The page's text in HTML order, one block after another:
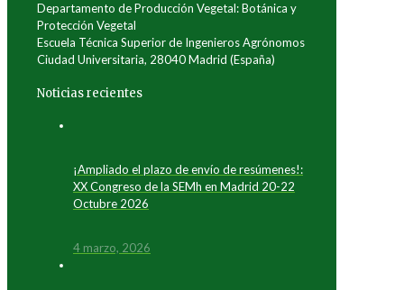
Departamento de Producción Vegetal: Botánica y
Protección Vegetal
Escuela Técnica Superior de Ingenieros Agrónomos
Ciudad Universitaria, 28040 Madrid (España)
Noticias recientes
¡Ampliado el plazo de envío de resúmenes!:
XX Congreso de la SEMh en Madrid 20-22
Octubre 2026
4 marzo, 2026